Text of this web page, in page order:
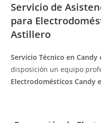
Servicio de
para
Astillero
Servicio Técnico en
disposición un equipo
Electrodomésticos Candy